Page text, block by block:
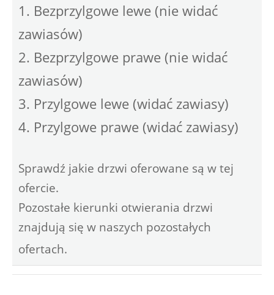
1. Bezprzylgowe lewe (nie widać
zawiasów)
2. Bezprzylgowe prawe (nie widać
zawiasów)
3. Przylgowe lewe (widać zawiasy)
4. Przylgowe prawe (widać zawiasy)
Sprawdź jakie drzwi oferowane są w tej
ofercie.
Pozostałe kierunki otwierania drzwi
znajdują się w naszych pozostałych
ofertach.